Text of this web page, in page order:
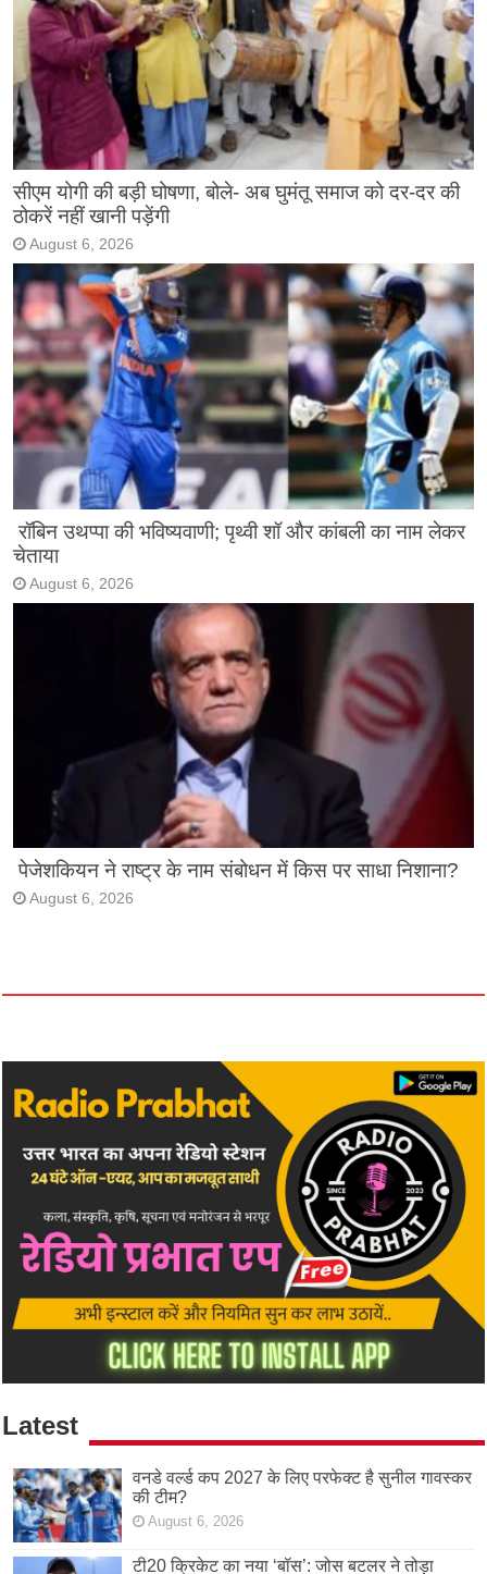
सीएम योगी की बड़ी घोषणा, बोले- अब घुमंतू समाज को दर-दर की
ठोकरें नहीं खानी पड़ेंगी
August 6, 2026
रॉबिन उथप्पा की भविष्यवाणी; पृथ्वी शॉ और कांबली का नाम लेकर
चेताया
August 6, 2026
पेजेशकियन ने राष्ट्र के नाम संबोधन में किस पर साधा निशाना?
August 6, 2026
Latest
वनडे वर्ल्ड कप 2027 के लिए परफेक्ट है सुनील गावस्कर
की टीम?
August 6, 2026
टी20 क्रिकेट का नया ‘बॉस’: जोस बटलर ने तोड़ा